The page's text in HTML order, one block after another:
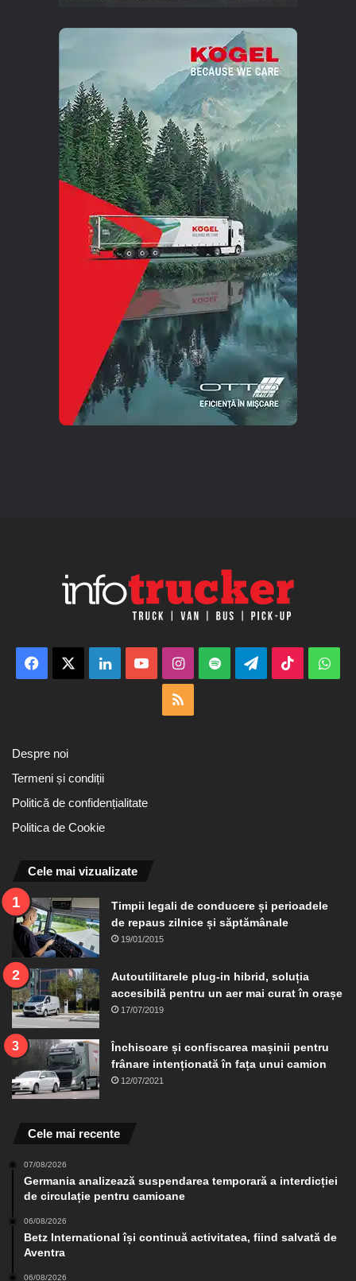
Facebook LinkedInYouTubeInstagram
Spotify TelegramTikTok
Despre noi
Termeni și condiții
Politică de confidențialitate
Politica de Cookie
Cele mai vizualizate
Timpii legali de conducere și perioadele
de repaus zilnice și săptămânale
19/01/2015
Autoutilitarele plug-in hibrid, soluția
accesibilă pentru un aer mai curat în orașe
17/07/2019
Închisoare și confiscarea mașinii pentru
frânare intenționată în fața unui camion
12/07/2021
Cele mai recente
07/08/2026
Germania analizează suspendarea temporară a interdicției
de circulație pentru camioane
06/08/2026
Betz International își continuă activitatea, fiind salvată de
Aventra
06/08/2026